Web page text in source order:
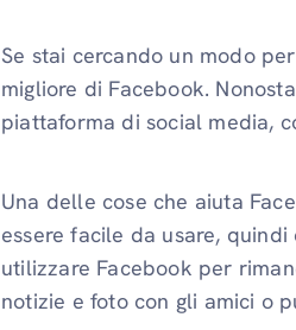
Se stai cercando un modo
migliore di Facebook.
piattaforma di social media,
Una delle cose che aiuta
essere facile da usare,
utilizzare Facebook per
notizie e foto con gli amici o